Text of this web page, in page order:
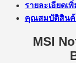
รายละเอียดเ
คุณสมบัติสินค้
MSI